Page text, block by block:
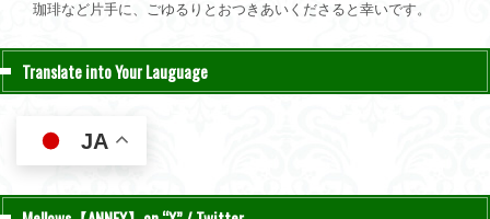
珈琲など片手に、ごゆるりとおつきあいくださると幸いです。
Translate into Your Lauguage
JA